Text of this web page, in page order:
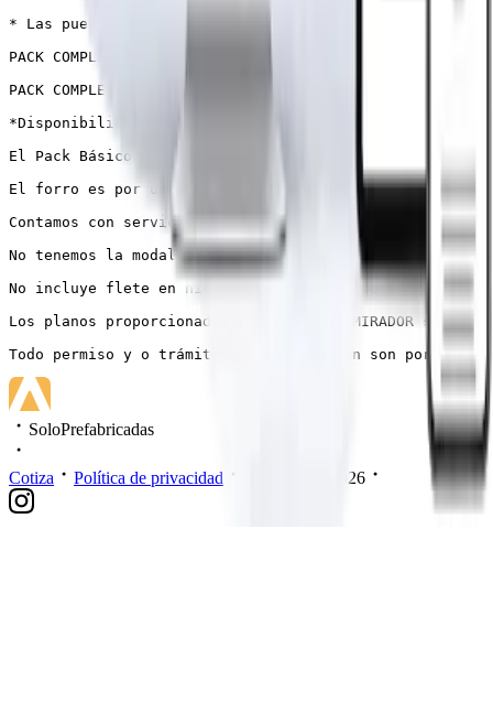
* Las puertas vienen sin bisagras y chapas
PACK COMPLETO SIN PISO PARA INSTALAR SOBRE SU
PACK COMPLETO CON PISO DE MADERA $10.318.000-.
*Disponibilidad de despacho a todo Chile con un
El Pack Básico no incluye piso, cielo, vigas a la
El forro es por un lado de los paneles.
Contamos con servicio de armado, Pack básico u/o
No tenemos la modalidad de llave en mano
No incluye flete en ninguno de los Pack de Ventas,
Los planos proporcionados por CASAS EL MIRADOR
Todo permiso y o trámites de edificación son por
SoloPrefabricadas
Cotiza Política de privacidad 2026